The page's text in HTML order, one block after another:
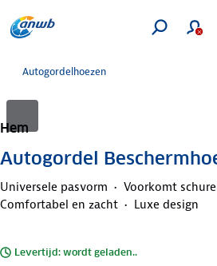
Autogordelhoezen
Hem
Autogordel
Universele pasvorm
Voorkomt
Comfortabel en zacht
Luxe design
Levertijd: wordt geladen..